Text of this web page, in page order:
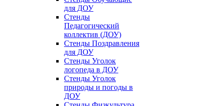
для ДОУ
Стенды
Педагогический
коллектив (ДОУ)
Стенды Поздравления
для ДОУ
Стенды Уголок
логопеда в ДОУ
Стенды Уголок
природы и погоды в
ДОУ